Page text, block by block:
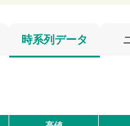
時系列データ